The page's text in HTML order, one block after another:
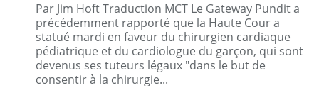
Par Jim Hoft Traduction MCT Le Gateway Pundit a
précédemment rapporté que la Haute Cour a
statué mardi en faveur du chirurgien cardiaque
pédiatrique et du cardiologue du garçon, qui sont
devenus ses tuteurs légaux "dans le but de
consentir à la chirurgie...